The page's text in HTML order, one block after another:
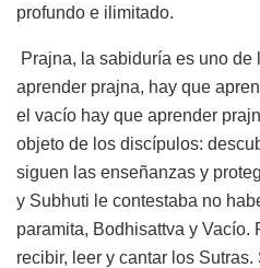
profundo e ilimitado.
Prajna, la sabiduría es uno de
aprender prajna, hay que
el vacío hay que aprender
objeto de los discípulos:
siguen las enseñanzas y
y Subhuti le contestaba no
paramita, Bodhisattva y Vacío.
recibir, leer y cantar los